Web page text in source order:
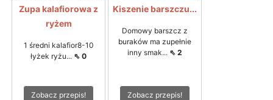
Zupa kalafiorowa z
ryżem
1 średni kalafior8-10
łyżek ryżu... ⇖ 0
Zobacz przepis!
Kiszenie barszczu...
Domowy barszcz z
buraków ma zupełnie
inny smak... ⇖ 2
Zobacz przepis!